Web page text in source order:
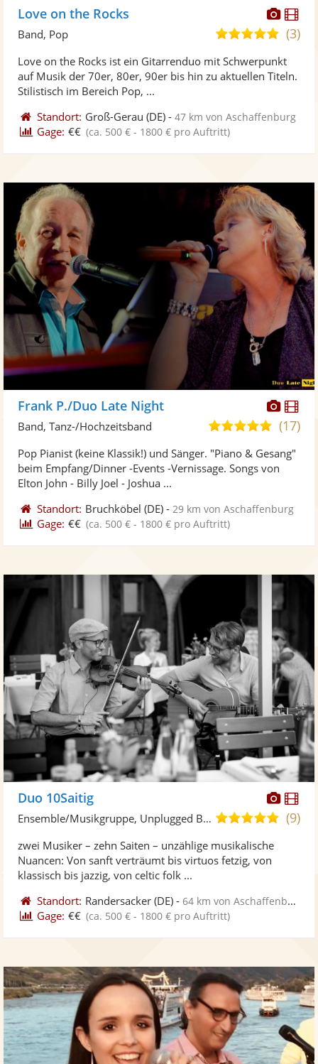
Fotos
Love on the Rocks
4,9
5
(3)
Band, Pop
Love on the Rocks ist ein Gitarrenduo mit Schwerpunkt
auf Musik der 70er, 80er, 90er bis hin zu aktuellen Titeln.
Stilistisch im Bereich Pop, ...
Standort: Groß-Gerau (DE) -47 km von Aschaffenburg
Gage: €€ (ca. 500 € - 1800 € pro Auftritt)
Fotos
Frank P./Duo Late Night
5,0
5
(17)
Band, Tanz-/Hochzeitsband
Pop Pianist (keine Klassik!) und Sänger. "Piano & Gesang"
beim Empfang/Dinner -Events -Vernissage. Songs von
Elton John - Billy Joel - Joshua ...
Standort: Bruchköbel (DE) - 29 km von Aschaffenburg
Gage: €€ (ca. 500 € - 1800 € pro Auftritt)
Duo 10Saitig
5,0(9)
Ensemble/Musikgruppe, Unplugged Band/Akustik Band
zwei Musiker – zehn Saiten – unzählige musikalische
Nuancen: Von sanft verträumt bis virtuos fetzig, von
klassisch bis jazzig, von celtic folk ...
Standort: Randersacker (DE) -64 km von Aschaffenburg
Gage: €€ (ca. 500 € - 1800 € pro Auftritt)